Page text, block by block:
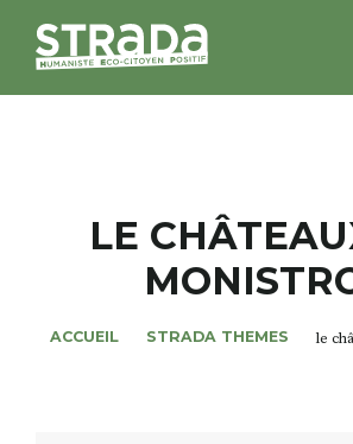
MAGAZINES
NOS THÈMES
LE
ACCUEIL STRADA THEMES le